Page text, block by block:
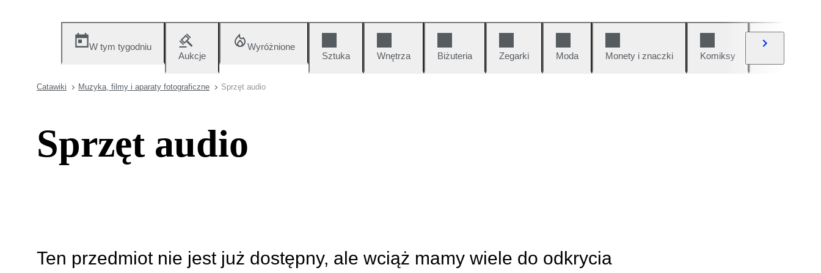
W tym tygodniu
Aukcje
Wyróżnione
Sztuka
Wnętrza Biżuteria Zegarki Moda Monety i znaczki Komiksy
Catawiki Muzyka, filmy i aparaty fotograficzne Sprzęt audio
Sprzęt audio
Ten przedmiot nie jest już dostępny, ale wciąż mamy wiele do odkrycia